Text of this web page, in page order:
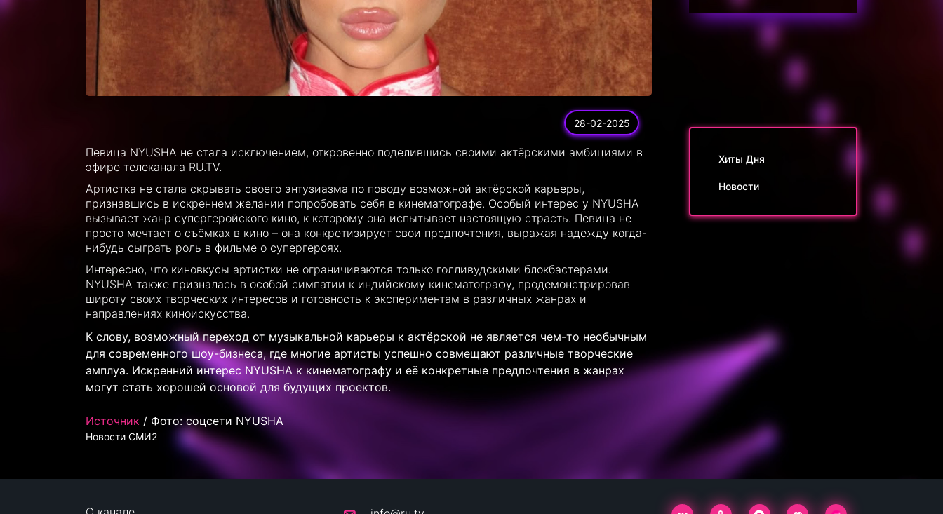
28-02-2025
Певица NYUSHA не стала исключением, откровенно поделившись своими актёрскими амбициями в
эфире телеканала RU.TV.
Артистка не стала скрывать своего энтузиазма по поводу возможной актёрской карьеры,
признавшись в искреннем желании попробовать себя в кинематографе. Особый интерес у NYUSHA
вызывает жанр супергеройского кино, к которому она испытывает настоящую страсть. Певица не
просто мечтает о съёмках в кино – она конкретизирует свои предпочтения, выражая надежду когда-
нибудь сыграть роль в фильме о супергероях.
Интересно, что киновкусы артистки не ограничиваются только голливудскими блокбастерами.
NYUSHA также призналась в особой симпатии к индийскому кинематографу, продемонстрировав
широту своих творческих интересов и готовность к экспериментам в различных жанрах и
направлениях киноискусства.
К слову, возможный переход от музыкальной карьеры к актёрской не является чем-то необычным
для современного шоу-бизнеса, где многие артисты успешно совмещают различные творческие
амплуа. Искренний интерес NYUSHA к кинематографу и её конкретные предпочтения в жанрах
могут стать хорошей основой для будущих проектов.
Источник / Фото: соцсети NYUSHA
Новости СМИ2
Хиты Дня
Новости